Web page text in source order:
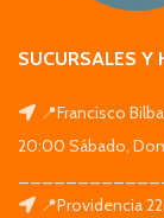
SUCURSALES Y
📍Francisco
20:00 Sábado,
📍Providencia